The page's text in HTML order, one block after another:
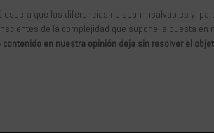
espera que las diferencias no sean insalvables y,
de la complejidad que supone la puesta
contenido en nuestra opinión deja sin resolver el